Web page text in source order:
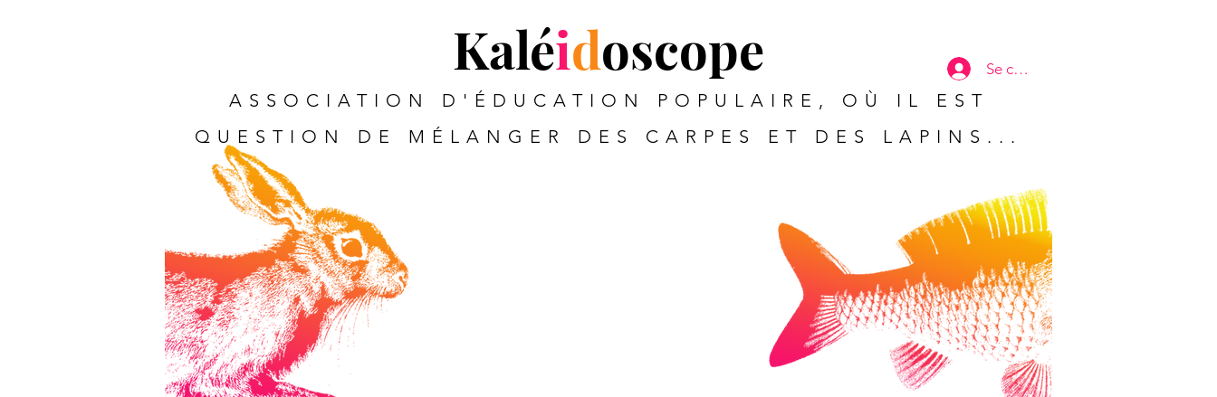
Kaléidoscope
ASSOCIATION D'ÉDUCATION POPULAIRE, OÙ IL EST
QUESTION DE MÉLANGER DES CARPES ET DES LAPINS...
Se connecter